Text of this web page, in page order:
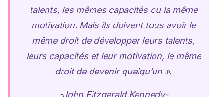
talents, les mêmes capacités ou la même
motivation. Mais ils doivent tous avoir le
même droit de développer leurs talents,
leurs capacités et leur motivation, le même
droit de devenir quelqu’un ».
-John Fitzgerald Kennedy-